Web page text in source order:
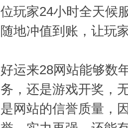
位玩家24小时全天候
随地冲值到账，让玩
好运来28网站能够数
务，还是游戏开奖，
是网站的信誉质量，